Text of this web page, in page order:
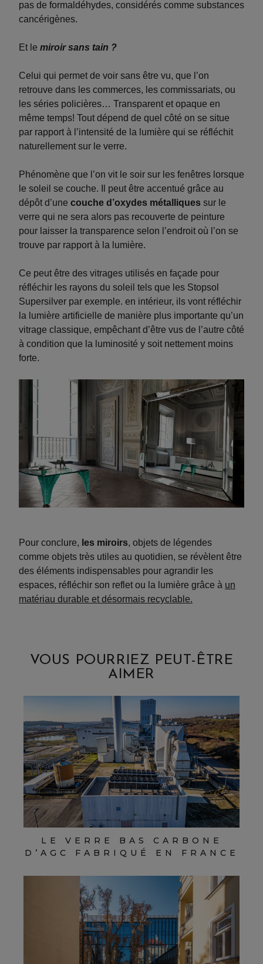
pas de formaldéhydes, considérés comme substances
cancérigènes.
Et le miroir sans tain ?
Celui qui permet de voir sans être vu, que l’on
retrouve dans les commerces, les commissariats, ou
les séries policières… Transparent et opaque en
même temps! Tout dépend de quel côté on se situe
par rapport à l’intensité de la lumière qui se réfléchit
naturellement sur le verre.
Phénomène que l’on vit le soir sur les fenêtres lorsque
le soleil se couche. Il peut être accentué grâce au
dépôt d’une couche d’oxydes métalliques sur le
verre qui ne sera alors pas recouverte de peinture
pour laisser la transparence selon l’endroit où l’on se
trouve par rapport à la lumière.
Ce peut être des vitrages utilisés en façade pour
réfléchir les rayons du soleil tels que les Stopsol
Supersilver par exemple. en intérieur, ils vont réfléchir
la lumière artificielle de manière plus importante qu’un
vitrage classique, empêchant d’être vus de l’autre côté
à condition que la luminosité y soit nettement moins
forte.
Pour conclure, les miroirs, objets de légendes
comme objets très utiles au quotidien, se révèlent être
des éléments indispensables pour agrandir les
espaces, réfléchir son reflet ou la lumière grâce à un
matériau durable et désormais recyclable.
VOUS POURRIEZ PEUT-ÊTRE
AIMER
LE VERRE BAS CARBONE
D’AGC FABRIQUÉ EN FRANCE